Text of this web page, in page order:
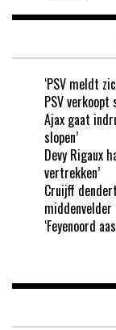
‘PSV meldt
PSV
Ajax gaat
slopen’
Devy Rigaux
vertrekken’
Cruijff
middenvelder
‘Feyenoord